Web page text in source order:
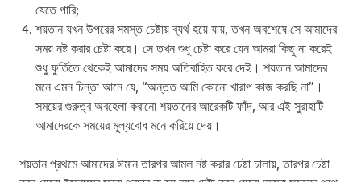
যেতে পারি;
শয়তান যখন উপরের সমস্ত চেষ্টায় ব্যর্থ হয়ে যায়, তখন অবশেষে সে আমাদের
সময় নষ্ট করার চেষ্টা করে। সে তখন শুধু চেষ্টা করে যেন আমরা কিছু না করেই
শুধু ফুর্তিতে থেকেই আমাদের সময় অতিবাহিত করে দেই। শয়তান আমাদের
মনে এমন চিন্তা আনে যে, “অন্তত আমি কোনো খারাপ কাজ করছি না”।
সময়ের গুরুত্ব অবহেলা করানো শয়তানের আরেকটি ফাঁদ, আর এই সুরাহাটি
আমাদেরকে সময়ের মূল্যবোধ মনে করিয়ে দেয়।
শয়তান প্রথমে আমাদের ঈমান তারপর আমল নষ্ট করার চেষ্টা চালায়, তারপর চেষ্টা